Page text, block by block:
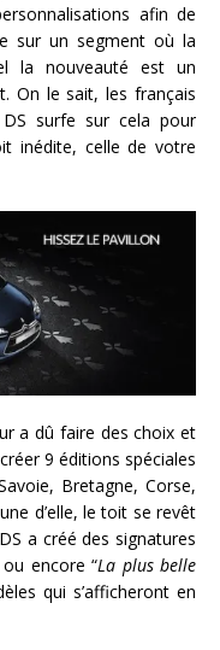
afin de
sur un segment où la
la nouveauté est un
On le sait, les français
surfe sur cela pour
inédite, celle de votre
a dû faire des choix et
9 éditions spéciales
Bretagne, Corse,
d’elle, le toit se revêt
a créé des signatures
ou encore “La plus belle
qui s’afficheront en